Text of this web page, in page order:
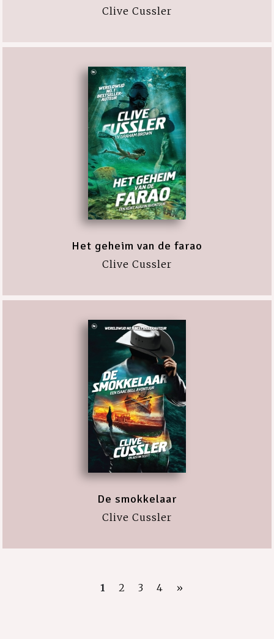
Clive Cussler
Het geheim van de farao
Clive Cussler
De smokkelaar
Clive Cussler
1 2 3 4 »